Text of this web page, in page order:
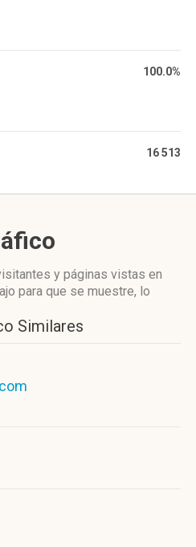
100.0%
16 513
y páginas vistas en
para que se muestre, lo
Similares